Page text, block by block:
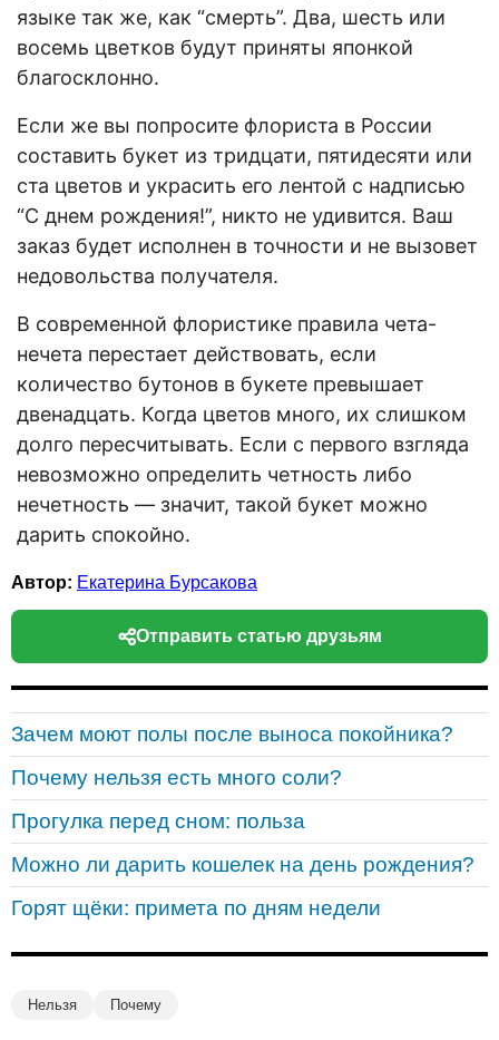
языке так же, как “смерть”. Два, шесть или
восемь цветков будут приняты японкой
благосклонно.
Если же вы попросите флориста в России
составить букет из тридцати, пятидесяти или
ста цветов и украсить его лентой с надписью
“С днем рождения!”, никто не удивится. Ваш
заказ будет исполнен в точности и не вызовет
недовольства получателя.
В современной флористике правила чета-
нечета перестает действовать, если
количество бутонов в букете превышает
двенадцать. Когда цветов много, их слишком
долго пересчитывать. Если с первого взгляда
невозможно определить четность либо
нечетность — значит, такой букет можно
дарить спокойно.
Автор: Екатерина Бурсакова
Отправить статью друзьям
Зачем моют полы после выноса покойника?
Почему нельзя есть много соли?
Прогулка перед сном: польза
Можно ли дарить кошелек на день рождения?
Горят щёки: примета по дням недели
Нельзя Почему